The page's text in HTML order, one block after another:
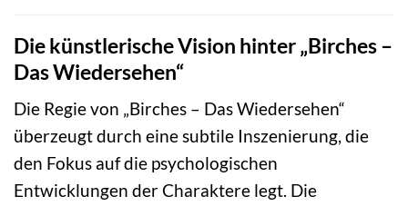
Die künstlerische Vision hinter „Birches –
Das Wiedersehen“
Die Regie von „Birches – Das Wiedersehen“
überzeugt durch eine subtile Inszenierung, die
den Fokus auf die psychologischen
Entwicklungen der Charaktere legt. Die